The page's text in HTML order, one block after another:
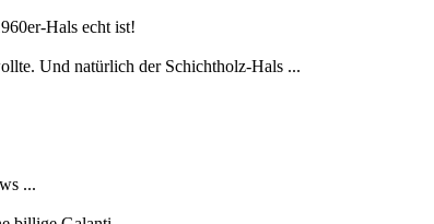
Hals echt ist!
Und natürlich der Schichtholz-Hals ...
...